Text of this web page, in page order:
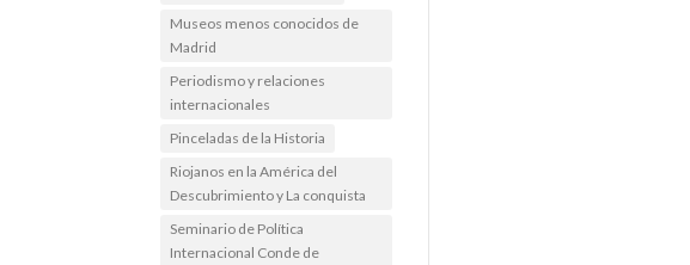
Museos menos conocidos de
Madrid
Periodismo y relaciones
internacionales
Pinceladas de la Historia
Riojanos en la América del
Descubrimiento y La conquista
Seminario de Política
Internacional Conde de